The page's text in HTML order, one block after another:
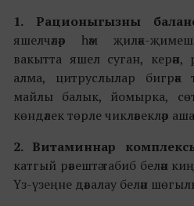
1. Рационыгызны
яшелчәләр һәм җиләк-
вакытта яшел суган, керән,
алма, цитруслылар
майлы балык, йомырка,
көндәлектөрле чикләвекләр
2. Витаминнар
катгый рәвештә табиб белән
Үз-үзеңне дәвалау белән